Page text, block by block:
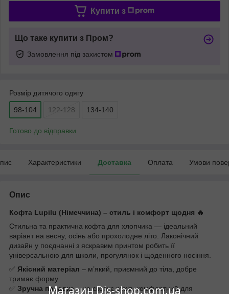
Магазин Dis-shop.com.ua
Купити з
Що таке купити з Пром?
Замовлення під захистом
Розмір дитячого одягу
98-104 122-128 134-140
Готово до відправки
Характеристики Доставка Оплата Умови
Опис
Кофта Lupilu (Німеччина) – стиль і комфорт щодня 🔥
Стильна та практична кофта для хлопчика — ідеальний
варіант на весну, осінь або прохолодне літо. Лаконічний
дизайн у поєднанні з яскравим принтом робить її
універсальною для школи, прогулянок і щоденного носіння.
✅ Якісний матеріал – м’який, приємний до тіла, добре
тримає форму
✅ Зручна посадка– не сковує рухів, комфортний для